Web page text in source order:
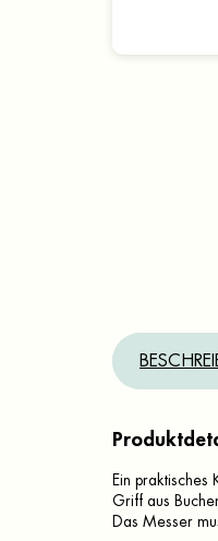
Ein
Griff aus
Das Messer